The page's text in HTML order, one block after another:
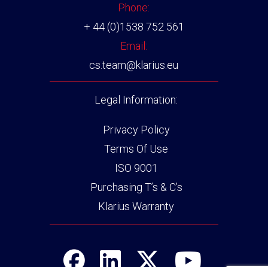
Phone:
+ 44 (0)1538 752 561
Email:
cs.team@klarius.eu
Legal Information:
Privacy Policy
Terms Of Use
ISO 9001
Purchasing T’s & C’s
Klarius Warranty